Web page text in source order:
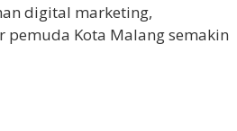
digital marketing,
Kota Malang semakin